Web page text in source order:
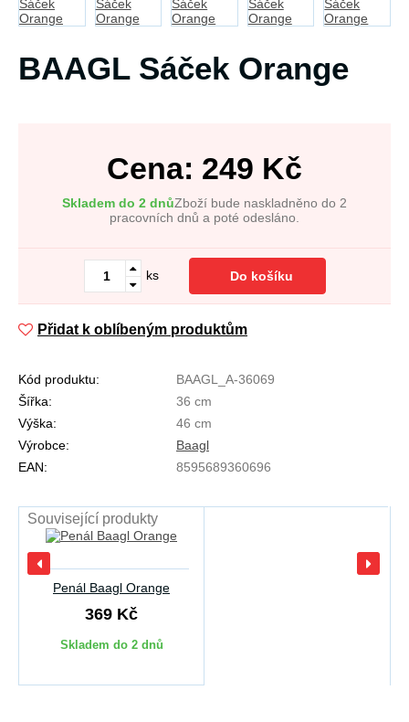
BAAGL Sáček Orange
Cena: 249 Kč
Skladem do 2 dnůZboží bude naskladněno do 2
pracovních dnů a poté odesláno.
ks Do košíku
Přidat k oblíbeným produktům
Kód produktu:
BAAGL_A-36069
Šířka:
36 cm
Výška:
46 cm
Výrobce:
Baagl
EAN:
8595689360696
Související produkty
Penál Baagl Orange
369 Kč
Skladem do 2 dnů